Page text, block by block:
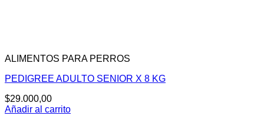
ALIMENTOS PARA PERROS
PEDIGREE ADULTO SENIOR X 8 KG
$29.000,00
Añadir al carrito